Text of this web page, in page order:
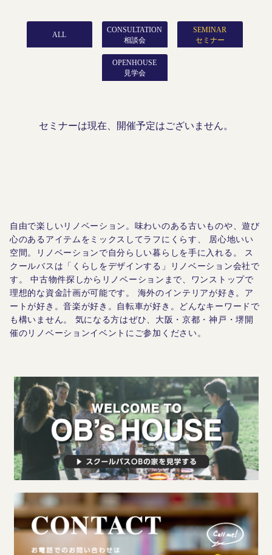
ALL
CONSULTATION
相談会
SEMINAR
セミナー
OPENHOUSE
見学会
セミナーは現在、開催予定はございません。
自由で楽しいリノベーション。味わいのある古いものや、遊び
心のあるアイテムをミックスしてラフにくらす、
居心地いい
空間。リノベーションで自分らしい暮らしを手に入れる。
ス
クールバスは「くらしをデザインする」リノベーション会社で
す。
中古物件探しからリノベーションまで、ワンストップで
理想的な資金計画が可能です。
海外のインテリアが好き。ア
ートが好き。音楽が好き。自転車が好き。どんなキーワードで
も構いません。
気になる方はぜひ、大阪・京都・神戸・堺開
催のリノベーションイベントにご参加ください。